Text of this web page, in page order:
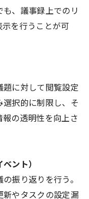
、議事録上でのリ
を行うことが可
題に対して閲覧設定
選択的に制限し、そ
の透明性を向上さ
ント）
振り返りを行う。
新やタスクの設定漏